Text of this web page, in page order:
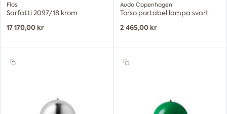
Flos
Sarfatti 2097/18 krom
17 170,00 kr
Audo Copenhagen
Torso portabel lampa svart
2 465,00 kr